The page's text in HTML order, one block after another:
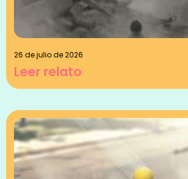
26 de julio de 2026
Leer relato